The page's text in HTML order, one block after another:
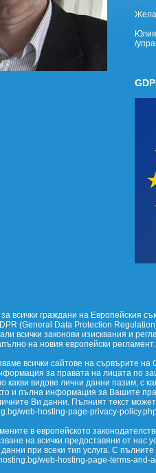
/
всички граждани на Европейския
(General Data Protection
всички законови изисквания и
на новия европейски регламент.
всички сайтове на сървърите на
за правата на лицата по
какви видове лични данни пазим, с
и пълна информация за Вашите
Ви данни. Пълният текст
web-hosting-page-privacy-
в европейското
на всички предоставяни от нас
при всеки тип услуга. С
web-hosting-page-terms-and-